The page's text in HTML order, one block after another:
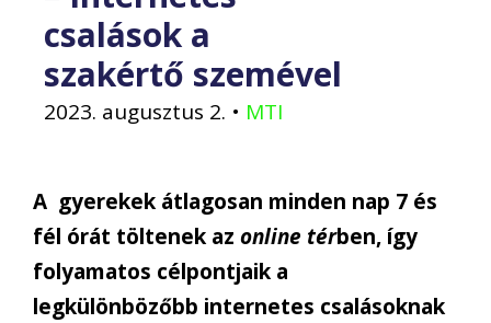
csalások a
szakértő szemével
2023. augusztus 2. • MTI
A gyerekek átlagosan minden nap 7 és
fél órát töltenek az online térben, így
folyamatos célpontjaik a
legkülönbözőbb internetes csalásoknak